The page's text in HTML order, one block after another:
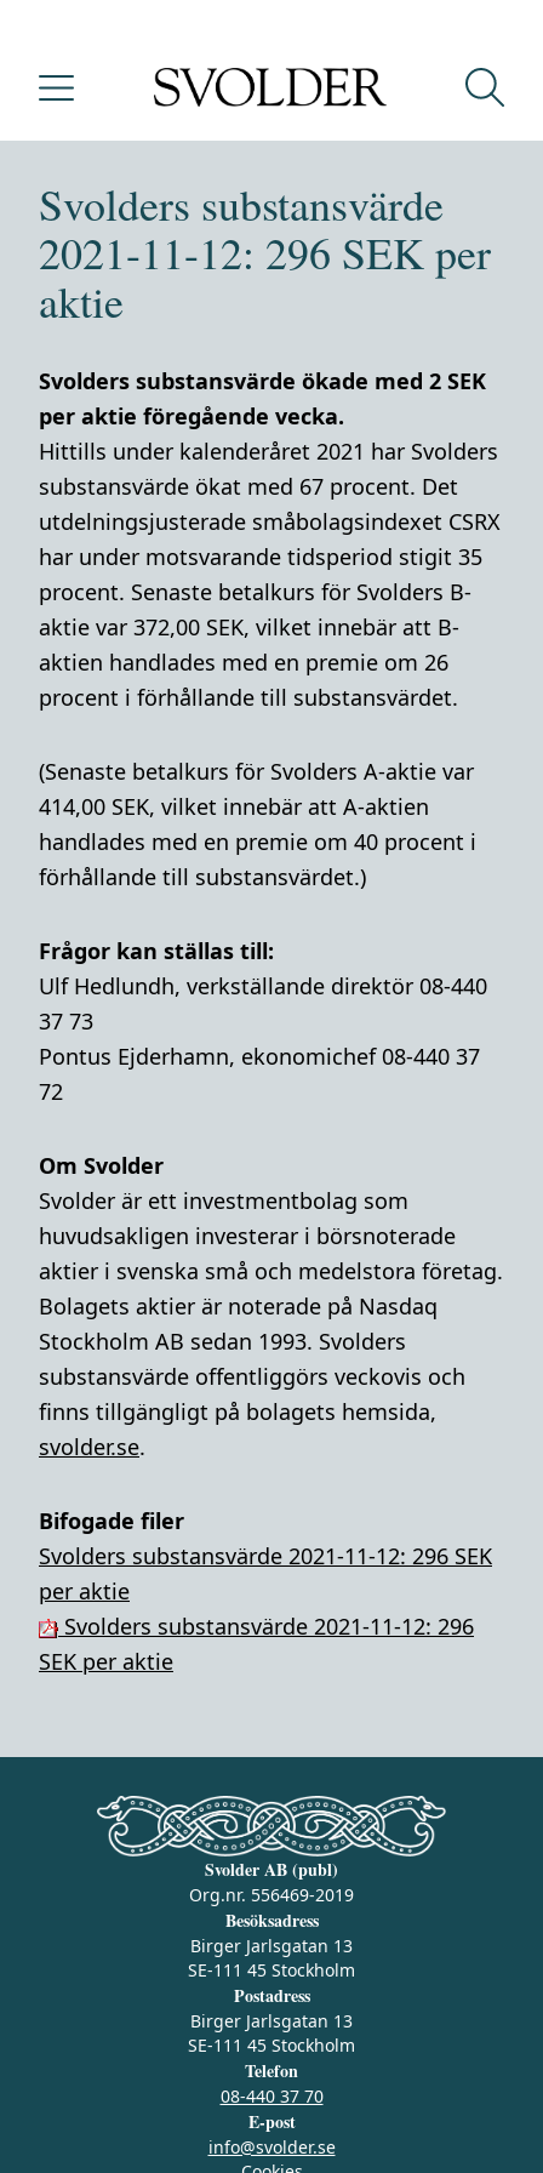
Svolders substansvärde
2021-11-12: 296 SEK per
aktie
Svolders substansvärde ökade med 2 SEK
per aktie föregående vecka.
Hittills under kalenderåret 2021 har Svolders
substansvärde ökat med 67 procent. Det
utdelningsjusterade småbolagsindexet CSRX
har under motsvarande tidsperiod stigit 35
procent. Senaste betalkurs för Svolders B-
aktie var 372,00 SEK, vilket innebär att B-
aktien handlades med en premie om 26
procent i förhållande till substansvärdet.
(Senaste betalkurs för Svolders A-aktie var
414,00 SEK, vilket innebär att A-aktien
handlades med en premie om 40 procent i
förhållande till substansvärdet.)
Frågor kan ställas till:
Ulf Hedlundh, verkställande direktör 08-440
37 73
Pontus Ejderhamn, ekonomichef 08-440 37
72
Om Svolder
Svolder är ett investmentbolag som
huvudsakligen investerar i börsnoterade
aktier i svenska små och medelstora företag.
Bolagets aktier är noterade på Nasdaq
Stockholm AB sedan 1993. Svolders
substansvärde offentliggörs veckovis och
finns tillgängligt på bolagets hemsida,
svolder.se.
Bifogade filer
Svolders substansvärde 2021-11-12: 296 SEK
per aktie
Svolders substansvärde 2021-11-12: 296
SEK per aktie
Svolder AB (publ)
Org.nr. 556469-2019
Besöksadress
Birger Jarlsgatan 13
SE-111 45 Stockholm
Postadress
Birger Jarlsgatan 13
SE-111 45 Stockholm
Telefon
08-440 37 70
E-post
info@svolder.se